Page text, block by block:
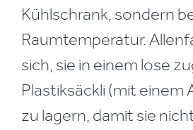
Kühlschrank, sondern
Raumtemperatur.
sich, sie in einem lose
Plastiksäckli (mit einem
zu lagern, damit sie